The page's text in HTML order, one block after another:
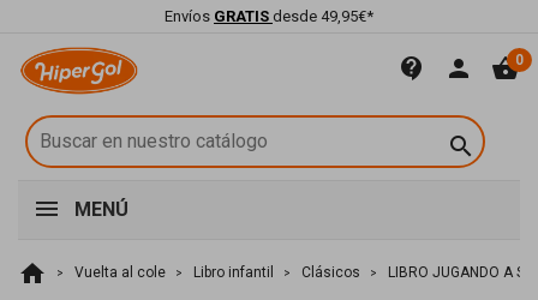
Envíos GRATIS desde 49,95€*
contact_support person shopping_basket0

MENÚ
home Vuelta al cole Libro infantil Clásicos LIBRO JUGANDO A